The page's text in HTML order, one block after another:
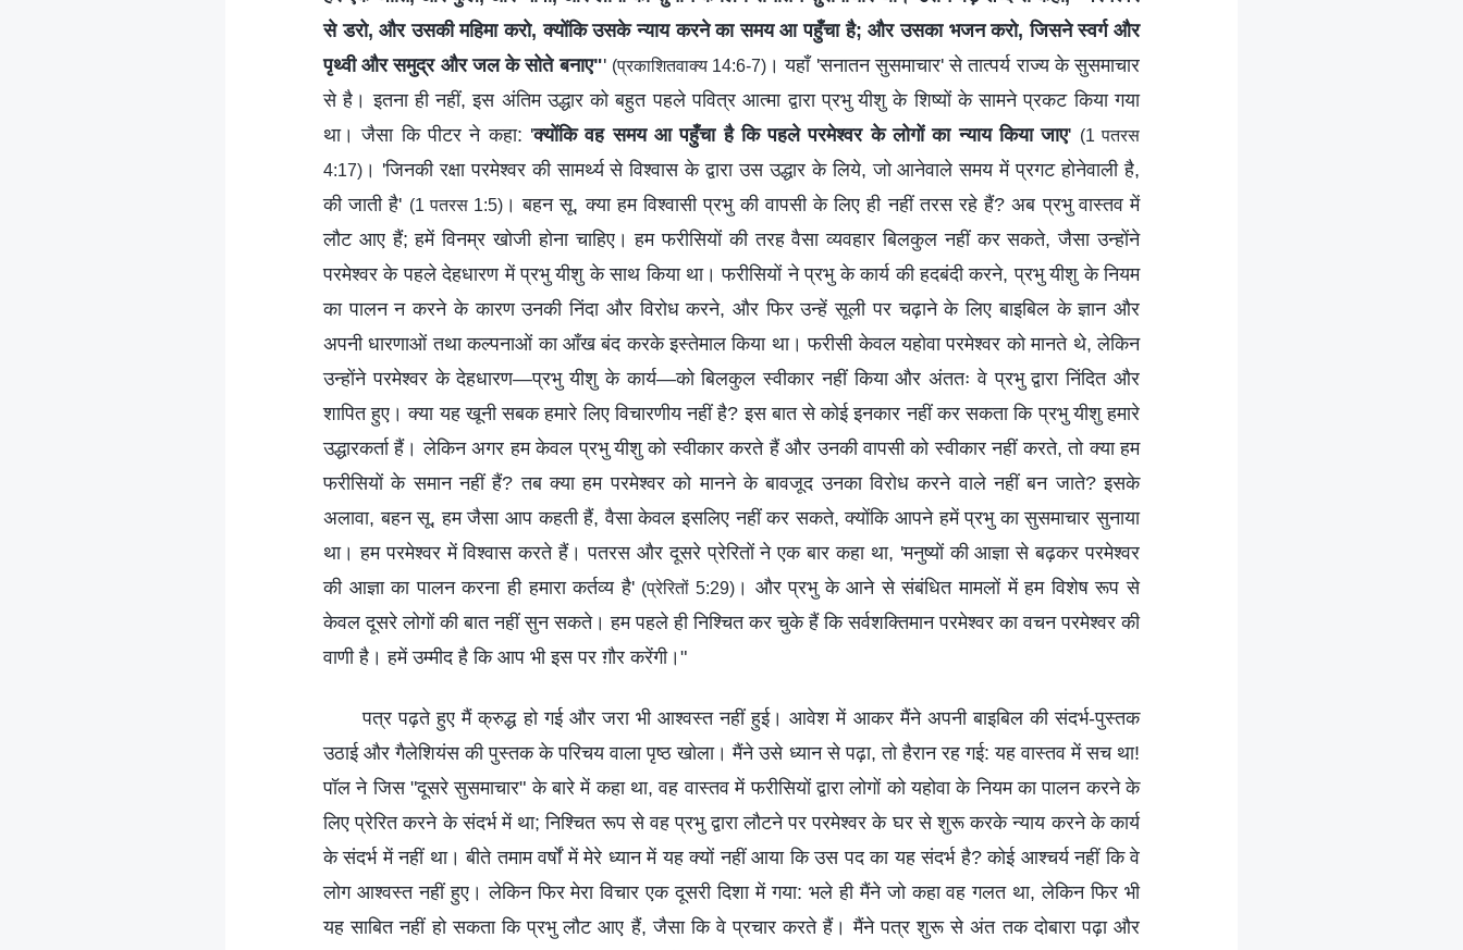
से डरो, और उसकी महिमा करो, क्योंकि उसके न्याय करने का समय आ पहुँचा है; और उसका भजन करो, जिसने स्वर्ग और
पृथ्वी और समुद्र और जल के सोते बनाए"' (प्रकाशितवाक्य 14:6-7) । यहाँ 'सनातन सुसमाचार' से तात्पर्य राज्य के सुसमाचार
से है। इतना ही नहीं, इस अंतिम उद्धार को बहुत पहले पवित्र आत्मा द्वारा प्रभु यीशु के शिष्यों के सामने प्रकट किया गया
था। जैसा कि पीटर ने कहा: 'क्योंकि वह समय आ पहुँचा है कि पहले परमेश्‍वर के लोगों का न्याय किया जाए' (1 पतरस
4:17) । 'जिनकी रक्षा परमेश्‍वर की सामर्थ्य से विश्‍वास के द्वारा उस उद्धार के लिये, जो आनेवाले समय में प्रगट होनेवाली है,
की जाती है' (1 पतरस 1:5) । बहन सू, क्या हम विश्वासी प्रभु की वापसी के लिए ही नहीं तरस रहे हैं? अब प्रभु वास्तव में
लौट आए हैं; हमें विनम्र खोजी होना चाहिए। हम फरीसियों की तरह वैसा व्यवहार बिलकुल नहीं कर सकते, जैसा उन्होंने
परमेश्वर के पहले देहधारण में प्रभु यीशु के साथ किया था। फरीसियों ने प्रभु के कार्य की हदबंदी करने, प्रभु यीशु के नियम
का पालन न करने के कारण उनकी निंदा और विरोध करने, और फिर उन्हें सूली पर चढ़ाने के लिए बाइबिल के ज्ञान और
अपनी धारणाओं तथा कल्पनाओं का आँख बंद करके इस्तेमाल किया था। फरीसी केवल यहोवा परमेश्वर को मानते थे, लेकिन
उन्होंने परमेश्वर के देहधारण—प्रभु यीशु के कार्य—को बिलकुल स्वीकार नहीं किया और अंततः वे प्रभु द्वारा निंदित और
शापित हुए। क्या यह खूनी सबक हमारे लिए विचारणीय नहीं है? इस बात से कोई इनकार नहीं कर सकता कि प्रभु यीशु हमारे
उद्धारकर्ता हैं। लेकिन अगर हम केवल प्रभु यीशु को स्वीकार करते हैं और उनकी वापसी को स्वीकार नहीं करते, तो क्या हम
फरीसियों के समान नहीं हैं? तब क्या हम परमेश्वर को मानने के बावजूद उनका विरोध करने वाले नहीं बन जाते? इसके
अलावा, बहन सू, हम जैसा आप कहती हैं, वैसा केवल इसलिए नहीं कर सकते, क्योंकि आपने हमें प्रभु का सुसमाचार सुनाया
था। हम परमेश्वर में विश्वास करते हैं। पतरस और दूसरे प्रेरितों ने एक बार कहा था, 'मनुष्यों की आज्ञा से बढ़कर परमेश्‍वर
की आज्ञा का पालन करना ही हमारा कर्तव्य है' (प्रेरितों 5:29)। और प्रभु के आने से संबंधित मामलों में हम विशेष रूप से
केवल दूसरे लोगों की बात नहीं सुन सकते। हम पहले ही निश्चित कर चुके हैं कि सर्वशक्तिमान परमेश्वर का वचन परमेश्वर की
वाणी है। हमें उम्मीद है कि आप भी इस पर ग़ौर करेंगी।"
पत्र पढ़ते हुए मैं क्रुद्ध हो गई और जरा भी आश्वस्त नहीं हुई। आवेश में आकर मैंने अपनी बाइबिल की संदर्भ-पुस्तक
उठाई और गैलेशियंस की पुस्तक के परिचय वाला पृष्ठ खोला। मैंने उसे ध्यान से पढ़ा, तो हैरान रह गई: यह वास्तव में सच था!
पॉल ने जिस "दूसरे सुसमाचार" के बारे में कहा था, वह वास्तव में फरीसियों द्वारा लोगों को यहोवा के नियम का पालन करने के
लिए प्रेरित करने के संदर्भ में था; निश्चित रूप से वह प्रभु द्वारा लौटने पर परमेश्वर के घर से शुरू करके न्याय करने के कार्य
के संदर्भ में नहीं था। बीते तमाम वर्षों में मेरे ध्यान में यह क्यों नहीं आया कि उस पद का यह संदर्भ है? कोई आश्चर्य नहीं कि वे
लोग आश्वस्त नहीं हुए। लेकिन फिर मेरा विचार एक दूसरी दिशा में गया: भले ही मैंने जो कहा वह गलत था, लेकिन फिर भी
यह साबित नहीं हो सकता कि प्रभु लौट आए हैं, जैसा कि वे प्रचार करते हैं। मैंने पत्र शुरू से अंत तक दोबारा पढ़ा और